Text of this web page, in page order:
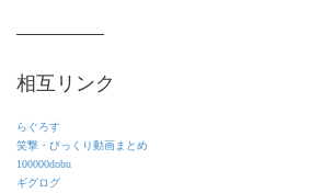
相互リンク
らぐろす
笑撃・びっくり動画まとめ
100000dobu
ギグログ